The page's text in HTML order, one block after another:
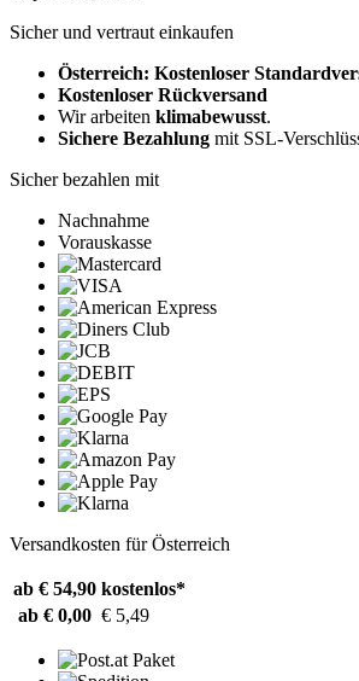
Sicher und vertraut einkaufen
Österreich: Kostenloser
Kostenloser Rückversand
Wir arbeiten klimabewusst.
Sichere Bezahlung mit SSL-
Sicher bezahlen mit
Nachnahme
Vorauskasse
Versandkosten für Österreich
ab € 54,90 kostenlos*
ab € 0,00 € 5,49